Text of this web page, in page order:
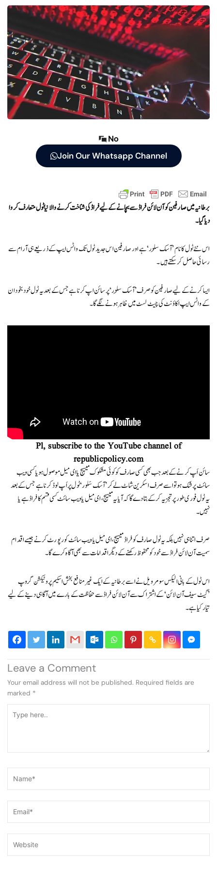
No
Join Our Whatsapp Channel
برطانیہ میں صارفین کو آن لائن فراڈ سے بچانے کے لیے فراڈ کی شناخت کرنے والا نیا ٹول متعارف کروا
دیا گیا۔
اس نئے ٹول کا نام ’آسک سِلور‘ ہے اور صارفین اس جدید ٹول تک واٹس ایپ کے ذریعے ہی آرام سے
رسائی حاصل کر سکتے ہیں۔
ایسا کرنے کے لیے صارفین کو صرف ’آسک سِلور‘پر سائن اپ کرنا ہے جس کے بعد یہ ٹول خود بخود ان
کے واٹس ایپ اکاؤنٹ کی چیٹ لسٹ میں ظاہر ہونے لگے گا۔
Pl, subscribe to the YouTube channel of
republicpolicy.com
سائن اَپ کرنے کے بعد جب بھی کسی صارف کو کوئی مشکوک میسیج یا ای میل موصول ہو یا کسی ویب
سائٹ پر شک ہو تو اسے صرف اسکرین شاٹ لے کر ’آسک سَلور‘ ٹول پر اَپ لوڈ کرنا ہے جس کے بعد
یہ ٹول فوری طور پر تجزیہ کر کے بتا دے گا کہ آیا یہ میسیج، ای میل یا ویب سائٹ کسی قسم کا فراڈ ہے یا
نہیں۔
صرف اتنا ہی نہیں بلکہ یہ ٹول صارف کو فراڈ میسیج، ای میل یا ویب سائٹ کو رپورٹ کرنے جیسے اقدام
سمیت آن لائن فراڈ سے خود کو محفوظ رکھنے کے دیگر اقدامات سے بھی آگاہ کرے گا۔
اس ٹول کے بانی الیکس سومرویل نے اسے برطانیہ کے ایک غیر منافع بخش اسکیم پروٹیکشن گروپ
’گیٹ سیف آن لائن‘ کے اشتراک سے آن لائن فراڈ سے حفاظت کے بارے میں آگاہی دینے کے لیے
تیار کیا ہے۔
Leave a Comment
Your email address will not be published. Required fields are
marked *
here..